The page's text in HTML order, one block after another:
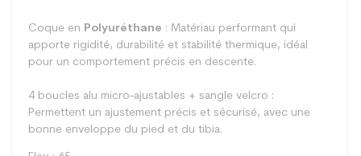
Coque en Polyuréthane : Matériau performant qui
apporte rigidité, durabilité et stabilité thermique, idéal
pour un comportement précis en descente.
4 boucles alu micro-ajustables + sangle velcro :
Permettent un ajustement précis et sécurisé, avec une
bonne enveloppe du pied et du tibia.